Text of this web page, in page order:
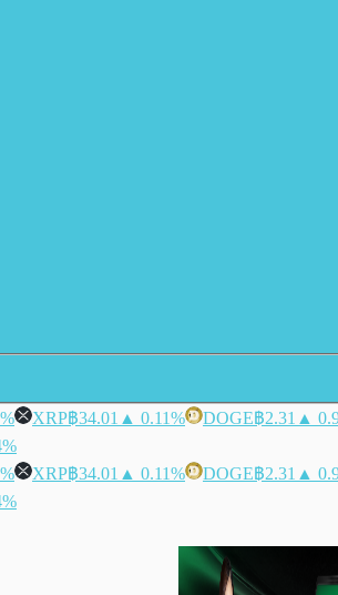
XRP฿34.01 ▲ 0.11% DOGE฿2.31 ▲
XRP฿34.01 ▲ 0.11% DOGE฿2.31 ▲